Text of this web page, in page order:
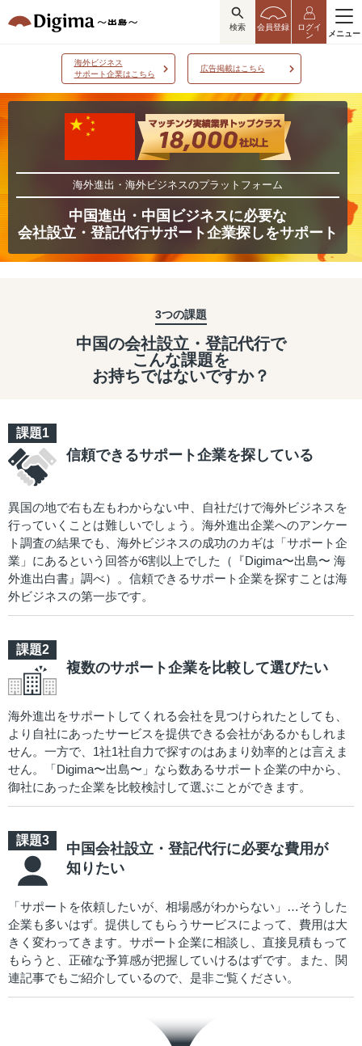
検索 会員登録
ログイ
ン
メニュー
海外ビジネス
サポート企業はこちら
広告掲載はこちら
海外進出・海外ビジネスのプラットフォーム
中国進出・中国ビジネスに必要な
会社設立・登記代行サポート企業探しをサポート
3つの課題
中国の会社設立・登記代行で
こんな課題を
お持ちではないですか？
信頼できるサポート企業を探している
異国の地で右も左もわからない中、自社だけで海外ビジネスを
行っていくことは難しいでしょう。海外進出企業へのアンケー
ト調査の結果でも、海外ビジネスの成功のカギは「サポート企
業」にあるという回答が6割以上でした（『Digima〜出島〜 海
外進出白書』調べ）。信頼できるサポート企業を探すことは海
外ビジネスの第一歩です。
複数のサポート企業を比較して選びたい
海外進出をサポートしてくれる会社を見つけられたとしても、
より自社にあったサービスを提供できる会社があるかもしれま
せん。一方で、1社1社自力で探すのはあまり効率的とは言えま
せん。「Digima〜出島〜」なら数あるサポート企業の中から、
御社にあった企業を比較検討して選ぶことができます。
中国会社設立・登記代行に必要な費用が
知りたい
「サポートを依頼したいが、相場感がわからない」…そうした
企業も多いはず。提供してもらうサービスによって、費用は大
きく変わってきます。サポート企業に相談し、直接見積もって
もらうと、正確な予算感が把握していけるはずです。また、関
連記事でもご紹介しているので、是非ご覧ください。